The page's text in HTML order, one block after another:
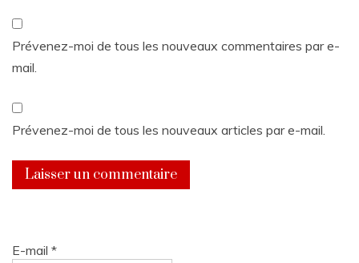
Prévenez-moi de tous les nouveaux commentaires par e-
mail.
Prévenez-moi de tous les nouveaux articles par e-mail.
E-mail *